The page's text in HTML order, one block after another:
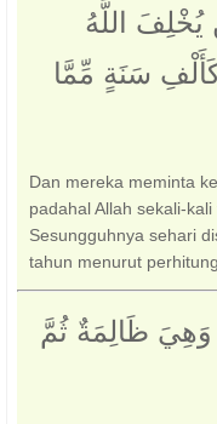
يُخْلِفَ اللَّهُ
سَنَةٍ مِّمَّا
Dan mereka meminta
padahal Allah sekali-
Sesungguhnya sehari
tahun menurut
وَهِيَ ظَالِمَةٌ ثُمَّ